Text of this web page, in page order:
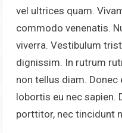
vel ultrices quam.
commodo venenatis.
viverra. Vestibulum
dignissim. In rutrum
non tellus diam.
lobortis eu nec sapien.
porttitor, nec tincidunt